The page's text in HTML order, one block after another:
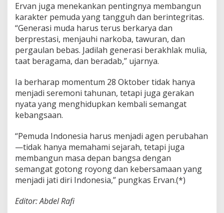
Ervan juga menekankan pentingnya membangun
karakter pemuda yang tangguh dan berintegritas.
“Generasi muda harus terus berkarya dan
berprestasi, menjauhi narkoba, tawuran, dan
pergaulan bebas. Jadilah generasi berakhlak mulia,
taat beragama, dan beradab,” ujarnya.
Ia berharap momentum 28 Oktober tidak hanya
menjadi seremoni tahunan, tetapi juga gerakan
nyata yang menghidupkan kembali semangat
kebangsaan.
“Pemuda Indonesia harus menjadi agen perubahan
—tidak hanya memahami sejarah, tetapi juga
membangun masa depan bangsa dengan
semangat gotong royong dan kebersamaan yang
menjadi jati diri Indonesia,” pungkas Ervan.(*)
Editor: Abdel Rafi